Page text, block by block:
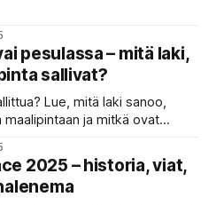
pesulassa – mitä laki,
sallivat?
Lue, mitä laki sanoo,
ja mitkä ovat
2025 – historia, viat,